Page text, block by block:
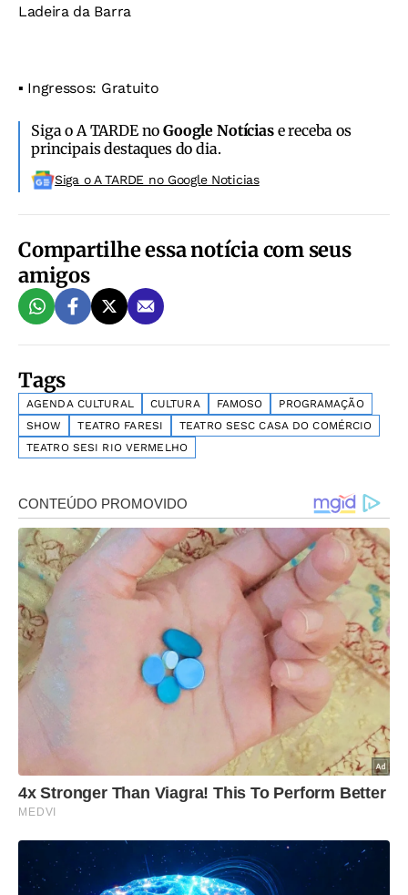
Ladeira da Barra
▪️ Ingressos: Gratuito
Siga o A TARDE noGoogle Notíciase receba os
principais destaques do dia.
Siga o A TARDE no Google Noticias
Compartilhe essa notícia com seus
amigos
Tags
AGENDA CULTURAL CULTURA FAMOSO
PROGRAMAÇÃO
SHOW
TEATRO FARESI
TEATRO SESC CASA DO COMÉRCIO
TEATRO SESI RIO VERMELHO